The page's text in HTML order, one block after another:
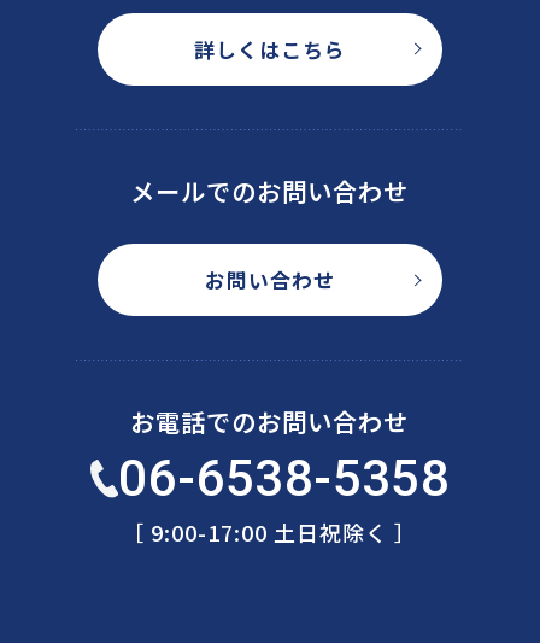
詳しくはこちら
メールでのお問い合わせ
お問い合わせ
お電話でのお問い合わせ
06-6538-5358
［ 9:00-17:00 土日祝除く ］